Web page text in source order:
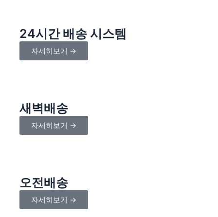
24시간 배송 시스템
자세히보기 →
새벽배송
자세히보기 →
오전배송
자세히보기 →